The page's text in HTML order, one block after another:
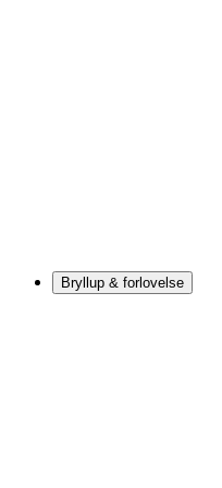
Bryllup & forlovelse